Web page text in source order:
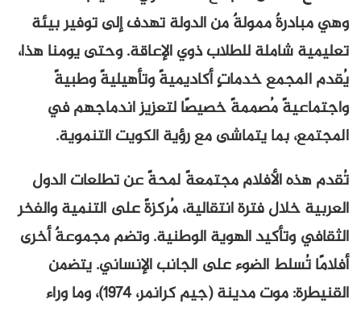
وهي مبادرةٌ ممولةٌ من الدولة تهدف إلى توفير بيئة
تعليمية شاملة للطلاب ذوي الإعاقة. وحتى يومنا هذا،
يُقدم المجمع خدماتٍ أكاديميةً وتأهيليةً وطبيةً
واجتماعيةً مُصممةً خصيصًا لتعزيز اندماجهم في
المجتمع، بما يتماشى مع رؤية الكويت التنموية.
تُقدم هذه الأفلام مجتمعةً لمحةً عن تطلعات الدول
العربية خلال فترة انتقالية، مُركزةً على التنمية والفخر
الثقافي وتأكيد الهوية الوطنية. وتضم مجموعةٌ أخرى
أفلامًا تُسلط الضوء على الجانب الإنساني. يتضمن
القنيطرة: موت مدينة (جيم كرانمر، 1974)، وما وراء